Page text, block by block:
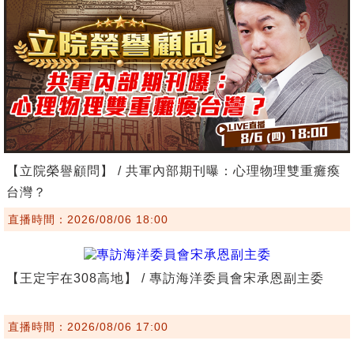
【立院榮譽顧問】 / 共軍內部期刊曝：心理物理雙重癱瘓
台灣？
直播時間：2026/08/06 18:00
【王定宇在308高地】 / 專訪海洋委員會宋承恩副主委
直播時間：2026/08/06 17:00